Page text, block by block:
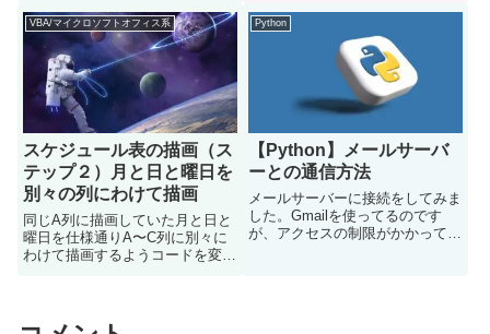
customer_listの顧客を1件ずつル
ープさせて、その顧客IDと一致し
たら、売上データが計上された
Read more...
1件ずつループして、先頭の要素
（インデックス0）に入力され
VBA/マイクロソフトオフィス系
スケジュール表の描画（ス
テップ２）月と日と曜日を
別々の列にわけて描画
同じA列に描画していた月と日と
曜日を仕様通りA〜C列に別々に
わけて描画するようコードを変更
Python
【Python】メールサーバ
ーとの通信方法
メールサーバーに接続をしてみま
した。Gmailを使ってるのです
が、アクセスの制限がかかってな